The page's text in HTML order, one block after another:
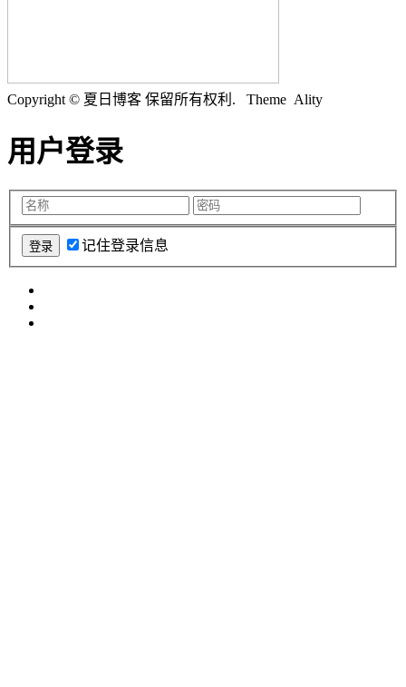
Copyright © 夏日博客 保留所有权利. Theme Ality
用户登录
记住登录信息